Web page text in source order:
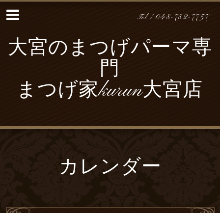
Tel / 048-782-7757
大宮のまつげパーマ専
門
まつげ家kurun大宮店
カレンダー